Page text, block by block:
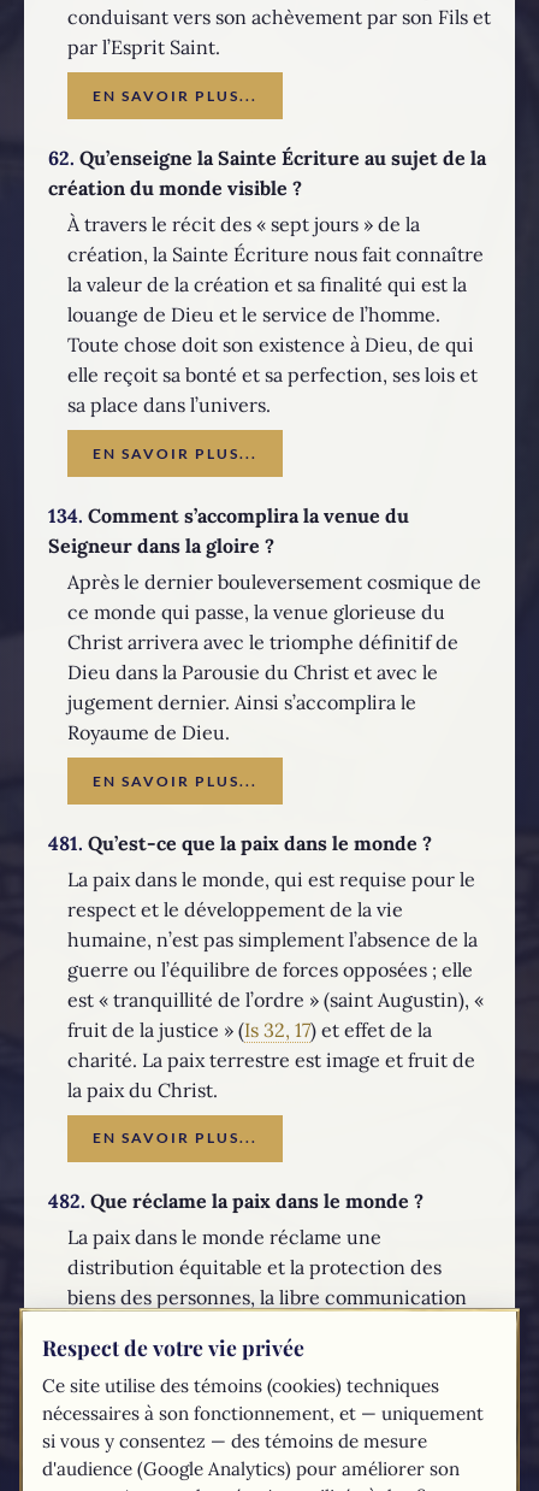
conduisant vers son achèvement par son Fils et
par l’Esprit Saint.
EN SAVOIR PLUS...
62. Qu’enseigne la Sainte Écriture au sujet de la
création du monde visible ?
À travers le récit des « sept jours » de la
création, la Sainte Écriture nous fait connaître
la valeur de la création et sa finalité qui est la
louange de Dieu et le service de l’homme.
Toute chose doit son existence à Dieu, de qui
elle reçoit sa bonté et sa perfection, ses lois et
sa place dans l’univers.
EN SAVOIR PLUS...
134. Comment s’accomplira la venue du
Seigneur dans la gloire ?
Après le dernier bouleversement cosmique de
ce monde qui passe, la venue glorieuse du
Christ arrivera avec le triomphe définitif de
Dieu dans la Parousie du Christ et avec le
jugement dernier. Ainsi s’accomplira le
Royaume de Dieu.
EN SAVOIR PLUS...
481. Qu’est-ce que la paix dans le monde ?
La paix dans le monde, qui est requise pour le
respect et le développement de la vie
humaine, n’est pas simplement l’absence de la
guerre ou l’équilibre de forces opposées ; elle
est « tranquillité de l’ordre » (saint Augustin), «
fruit de la justice » (Is 32, 17) et effet de la
charité. La paix terrestre est image et fruit de
la paix du Christ.
EN SAVOIR PLUS...
482. Que réclame la paix dans le monde ?
La paix dans le monde réclame une
distribution équitable et la protection des
biens des personnes, la libre communication
dignité des personnes et des peuples, la
pratique assidue de la justice et de la
fraternité.
EN SAVOIR PLUS...
Respect de votre vie privée
Ce site utilise des témoins (cookies) techniques
nécessaires à son fonctionnement, et — uniquement
si vous y consentez — des témoins de mesure
d'audience (Google Analytics) pour améliorer son